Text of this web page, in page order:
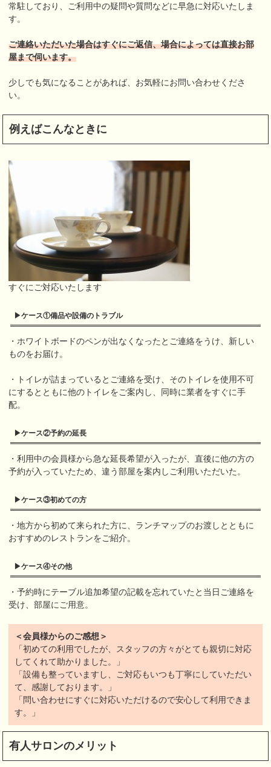
常駐しており、ご利用中の疑問や質問などに早急に対応いたしま
す。
ご連絡いただいた場合はすぐにご返信、場合によっては直接お部
屋まで伺います。
少しでも気になることがあれば、お気軽にお問い合わせくださ
い。
例えばこんなときに
すぐにご対応いたします
▶︎ケース①備品や設備のトラブル
・ホワイトボードのペンが出なくなったとご連絡をうけ、新しい
ものをお届け。
・トイレが詰まっているとご連絡を受け、そのトイレを使用不可
にするとともに他のトイレをご案内し、同時に業者をすぐに手
配。
▶︎ケース②予約の延長
・利用中の会員様から急な延長希望が入ったが、直後に他の方の
予約が入っていたため、違う部屋を案内しご利用いただいた。
▶︎ケース③初めての方
・地方から初めて来られた方に、ランチマップのお渡しとともに
おすすめのレストランをご紹介。
▶︎ケース④その他
・予約時にテーブル追加希望の記載を忘れていたと当日ご連絡を
受け、部屋にご用意。
＜会員様からのご感想＞
「初めての利用でしたが、スタッフの方々がとても親切に対応
してくれて助かりました。」
「設備も整っていますし、ご対応もいつも丁寧にしていただい
て、感謝しております。」
「問い合わせにすぐに対応いただけるので安心して利用できま
す。」
有人サロンのメリット